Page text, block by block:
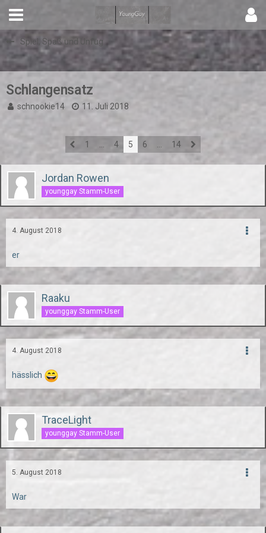
Spiel, Spaß und Unfug
Schlangensatz
schnookie14 11. Juli 2018
1 4 5 6 14
Jordan Rowen
younggay Stamm-User
4. August 2018
er
Raaku
younggay Stamm-User
4. August 2018
hässlich
TraceLight
younggay Stamm-User
5. August 2018
War